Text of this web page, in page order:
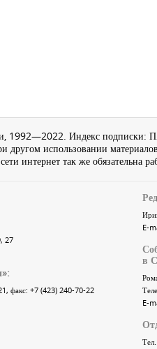
1992—2022. Индекс подписки:
другом использовании
интернет так же обязательна
27
»:
, факс: +7 (423) 240-70-22
E-
в
E-